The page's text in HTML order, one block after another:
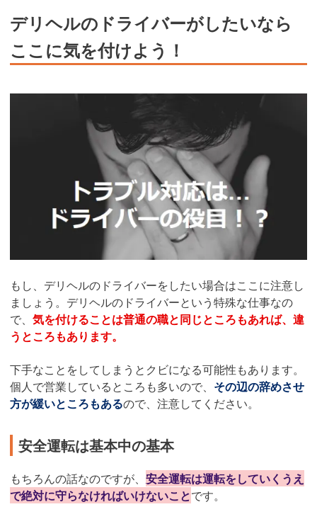
デリヘルのドライバーがしたいなら
ここに気を付けよう！
もし、デリヘルのドライバーをしたい場合はここに注意し
ましょう。デリヘルのドライバーという特殊な仕事なの
で、 気を付けることは普通の職と同じところもあれば、違
うところもあります。
下手なことをしてしまうとクビになる可能性もあります。
個人で営業しているところも多いので、 その辺の辞めさせ
方が緩いところもあるので、注意してください。
安全運転は基本中の基本
もちろんの話なのですが、 安全運転は運転をしていくうえ
で絶対に守らなければいけないことです。